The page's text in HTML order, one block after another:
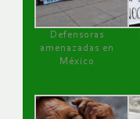
Defensoras
amenazadas en
México